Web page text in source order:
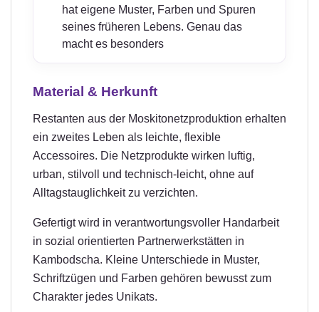
hat eigene Muster, Farben und Spuren
seines früheren Lebens. Genau das
macht es besonders
Material & Herkunft
Restanten aus der Moskitonetzproduktion erhalten
ein zweites Leben als leichte, flexible
Accessoires. Die Netzprodukte wirken luftig,
urban, stilvoll und technisch-leicht, ohne auf
Alltagstauglichkeit zu verzichten.
Gefertigt wird in verantwortungsvoller Handarbeit
in sozial orientierten Partnerwerkstätten in
Kambodscha. Kleine Unterschiede in Muster,
Schriftzügen und Farben gehören bewusst zum
Charakter jedes Unikats.